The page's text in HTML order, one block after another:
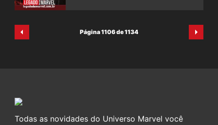
Página 1106 de 1134
Todas as novidades do Universo Marvel você